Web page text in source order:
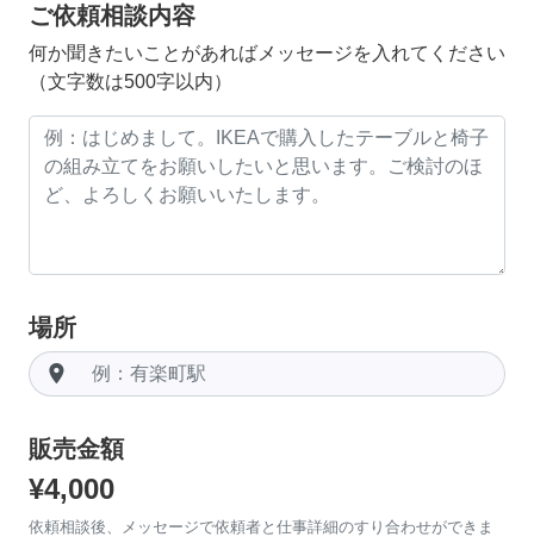
ご依頼相談内容
何か聞きたいことがあればメッセージを入れてください
（文字数は500字以内）
場所
room
販売金額
¥4,000
依頼相談後、メッセージで依頼者と仕事詳細のすり合わせができま